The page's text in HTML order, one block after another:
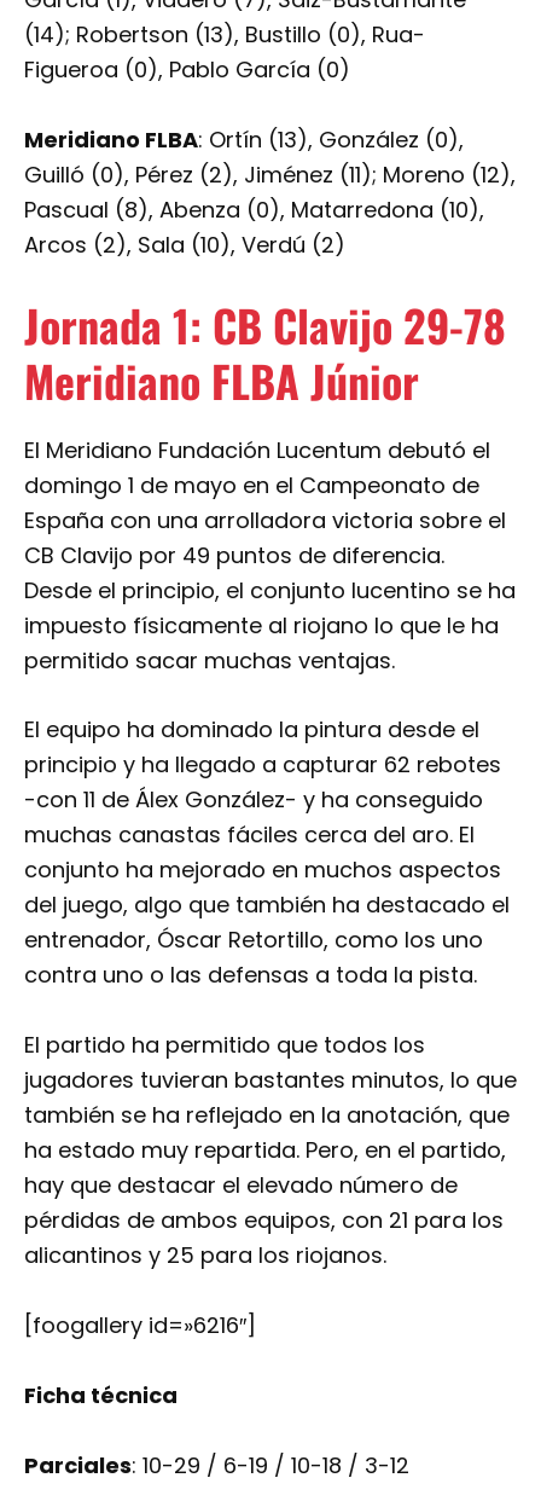
(14); Robertson (13), Bustillo (0), Rua-
Figueroa (0), Pablo García (0)
Meridiano FLBA: Ortín (13), González (0),
Guilló (0), Pérez (2), Jiménez (11); Moreno (12),
Pascual (8), Abenza (0), Matarredona (10),
Arcos (2), Sala (10), Verdú (2)
Jornada 1: CB Clavijo 29-78
Meridiano FLBA Júnior
El Meridiano Fundación Lucentum debutó el
domingo 1 de mayo en el Campeonato de
España con una arrolladora victoria sobre el
CB Clavijo por 49 puntos de diferencia.
Desde el principio, el conjunto lucentino se ha
impuesto físicamente al riojano lo que le ha
permitido sacar muchas ventajas.
El equipo ha dominado la pintura desde el
principio y ha llegado a capturar 62 rebotes
-con 11 de Álex González- y ha conseguido
muchas canastas fáciles cerca del aro. El
conjunto ha mejorado en muchos aspectos
del juego, algo que también ha destacado el
entrenador, Óscar Retortillo, como los uno
contra uno o las defensas a toda la pista.
El partido ha permitido que todos los
jugadores tuvieran bastantes minutos, lo que
también se ha reflejado en la anotación, que
ha estado muy repartida. Pero, en el partido,
hay que destacar el elevado número de
pérdidas de ambos equipos, con 21 para los
alicantinos y 25 para los riojanos.
[foogallery id=»6216″]
Ficha técnica
Parciales: 10-29 / 6-19 / 10-18 / 3-12